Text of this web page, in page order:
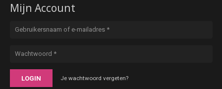
Mijn Account
LOGIN Je wachtwoord vergeten?